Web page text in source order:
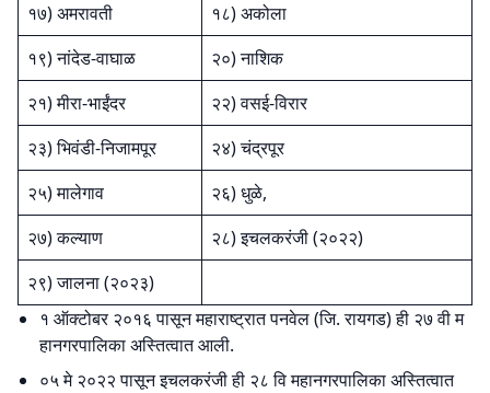
१७) अमरावती
१८) अकोला
१९) नांदेड-वाघाळ
२०) नाशिक
२१) मीरा-भाईंदर
२२) वसई-विरार
२३) भिवंडी-निजामपूर
२४) चंद्रपूर
२५) मालेगाव
२६) धुळे,
२७) कल्याण
२८) इचलकरंजी (२०२२)
२९) जालना (२०२३)
१ ऑक्टोबर २०१६ पासून महाराष्ट्रात पनवेल (जि. रायगड) ही २७ वी म
हानगरपालिका अस्तित्वात आली.
०५ मे २०२२ पासून इचलकरंजी ही २८ वि महानगरपालिका अस्तित्वात